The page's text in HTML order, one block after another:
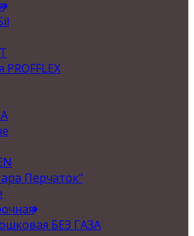
Перчаток"
БЕЗ ГАЗА